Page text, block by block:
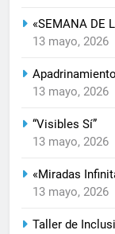
«SEMANA DE
13 mayo, 2026
13 mayo, 2026
“Visibles Sí”
13 mayo, 2026
«Miradas
13 mayo, 2026
Taller de